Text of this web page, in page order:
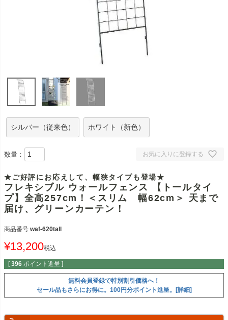
シルバー（従来色） ホワイト（新色）
お気に入りに登録する
数量：
★ご好評にお応えして、幅狭タイプも登場★
フレキシブル ウォールフェンス 【トールタイ
プ】全高257cm！＜スリム 幅62cm＞ 天まで
届け、グリーンカーテン！
商品番号 waf-620tall
¥13,200税込
[ 396 ポイント進呈 ]
無料会員登録で特別割引価格へ！
セール品もさらにお得に。100円分ポイント進呈。[詳細]